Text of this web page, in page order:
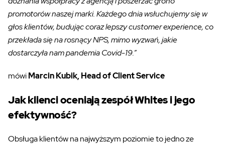
promotorów naszej marki. Każdego dnia wsłuchujemy się w
głos klientów, budując coraz lepszy customer experience, co
przekłada się na rosnący NPS, mimo wyzwań, jakie
dostarczyła nam pandemia Covid-19.”
mówiMarcin Kubik, Head of Client Service
Jak klienci oceniają zespół Whites i jego
efektywność?
Obsługa klientów na najwyższym poziomie to jedno ze